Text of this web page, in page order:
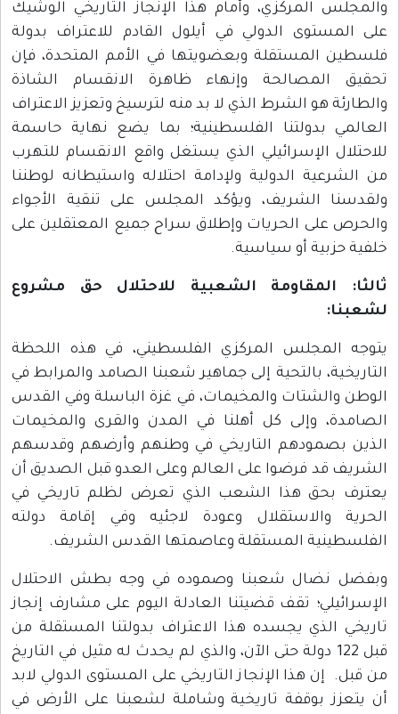
والمجلس المركزي، وأمام هذا الإنجاز التاريخي الوشيك
على المستوى الدولي في أيلول القادم للاعتراف بدولة
فلسطين المستقلة وبعضويتها في الأمم المتحدة، فإن
تحقيق المصالحة وإنهاء ظاهرة الانقسام الشاذة
والطارئة هو الشرط الذي لا بد منه لترسيخ وتعزيز الاعتراف
العالمي بدولتنا الفلسطينية؛ بما يضع نهاية حاسمة
للاحتلال الإسرائيلي الذي يستغل واقع الانقسام للتهرب
من الشرعية الدولية ولإدامة احتلاله واستيطانه لوطننا
ولقدسنا الشريف، ويؤكد المجلس على تنقية الأجواء
والحرص على الحريات وإطلاق سراح جميع المعتقلين على
خلفية حزبية أو سياسية.
ثالثا: المقاومة الشعبية للاحتلال حق مشروع
لشعبنا:
يتوجه المجلس المركزي الفلسطيني، في هذه اللحظة
التاريخية، بالتحية إلى جماهير شعبنا الصامد والمرابط في
الوطن والشتات والمخيمات، في غزة الباسلة وفي القدس
الصامدة، وإلى كل أهلنا في المدن والقرى والمخيمات
الذين بصمودهم التاريخي في وطنهم وأرضهم وقدسهم
الشريف قد فرضوا على العالم وعلى العدو قبل الصديق أن
يعترف بحق هذا الشعب الذي تعرض لظلم تاريخي في
الحرية والاستقلال وعودة لاجئيه وفي إقامة دولته
الفلسطينية المستقلة وعاصمتها القدس الشريف.
وبفضل نضال شعبنا وصموده في وجه بطش الاحتلال
الإسرائيلي؛ تقف قضيتنا العادلة اليوم على مشارف إنجاز
تاريخي الذي يجسده هذا الاعتراف بدولتنا المستقلة من
قبل 122 دولة حتى الآن، والذي لم يحدث له مثيل في التاريخ
من قبل. إن هذا الإنجاز التاريخي على المستوى الدولي لابد
أن يتعزز بوقفة تاريخية وشاملة لشعبنا على الأرض في